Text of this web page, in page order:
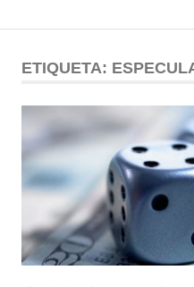
contenido
Comunidad
ODESSA
ETIQUETA: